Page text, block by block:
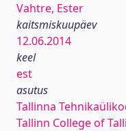
Vahtre, Ester
kaitsmiskuupäev
12.06.2014
keel
est
asutus
Tallinna
Tallinn College of